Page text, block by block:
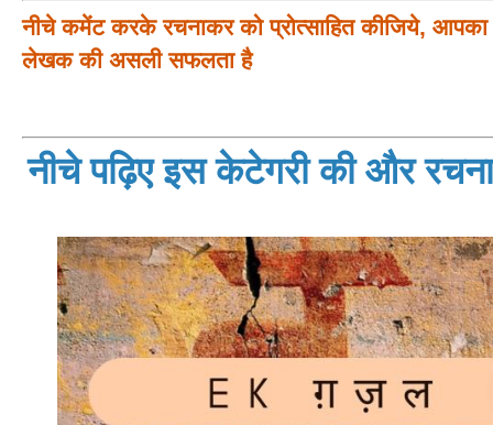
नीचे कमेंट करके रचनाकर को प्रोत्साहित कीजिये, आपका
लेखक की असली सफलता है
नीचे पढ़िए इस केटेगरी की और